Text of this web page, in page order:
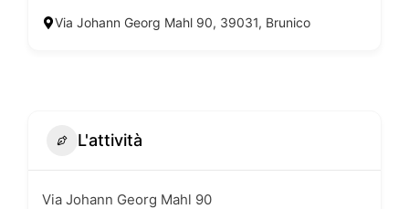
Via Johann Georg Mahl 90, 39031, Brunico
L'attività
Via Johann Georg Mahl 90